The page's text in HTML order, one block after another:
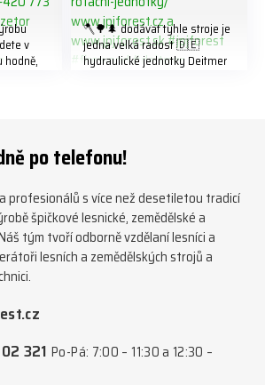
v
hodně,
🪓🌳🌲 dodávat tyhle stroje je
jedna velká radost 🇩🇪
hydraulické jednotky Deitmer
#firewood #deitmer
po telefonu!
profesionálů s více než desetiletou tradicí
špičkové lesnické, zemědělské a
tým tvoří odborně vzdělaní lesníci a
lesních a zemědělských strojů a
321Po-Pá: 7:00 – 11:30 a 12:30 –